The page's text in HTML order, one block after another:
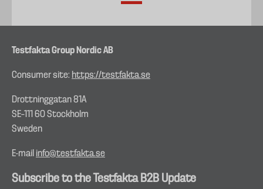
Testfakta Group Nordic AB
Consumer site: https://testfakta.se
Drottninggatan 81A
SE–111 60 Stockholm
Sweden
E-mail info@testfakta.se
Subscribe to the Testfakta B2B Update